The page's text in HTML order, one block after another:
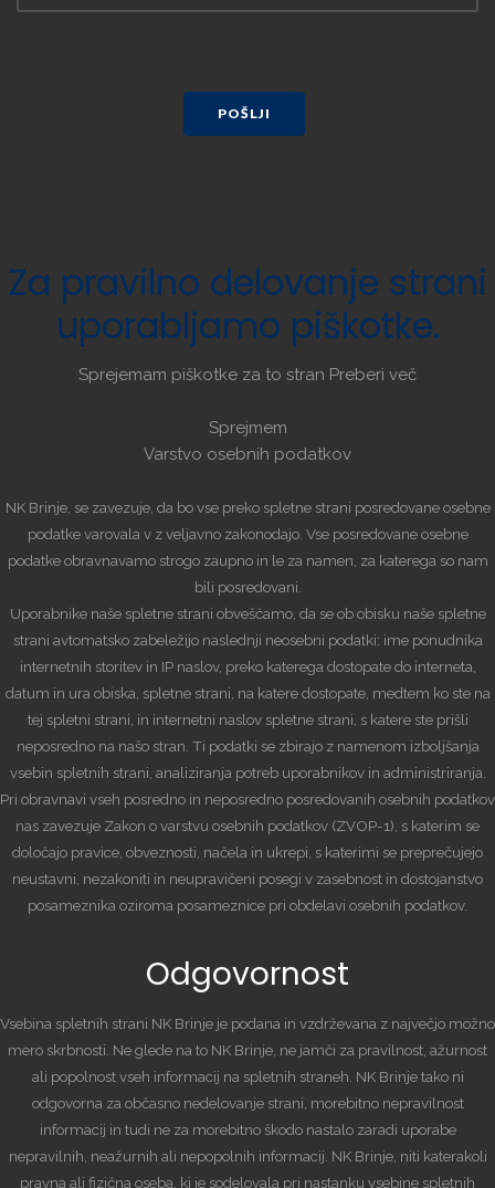
POŠLJI
Za pravilno delovanje strani
uporabljamo piškotke.
Sprejemam piškotke za to stran Preberi več
Sprejmem
Varstvo osebnih podatkov
NK Brinje, se zavezuje, da bo vse preko spletne strani posredovane osebne
podatke varovala v z veljavno zakonodajo. Vse posredovane osebne
podatke obravnavamo strogo zaupno in le za namen, za katerega so nam
bili posredovani.
Uporabnike naše spletne strani obveščamo, da se ob obisku naše spletne
strani avtomatsko zabeležijo naslednji neosebni podatki: ime ponudnika
internetnih storitev in IP naslov, preko katerega dostopate do interneta,
datum in ura obiska, spletne strani, na katere dostopate, medtem ko ste na
tej spletni strani, in internetni naslov spletne strani, s katere ste prišli
neposredno na našo stran. Ti podatki se zbirajo z namenom izboljšanja
vsebin spletnih strani, analiziranja potreb uporabnikov in administriranja.
Pri obravnavi vseh posredno in neposredno posredovanih osebnih podatkov
nas zavezuje Zakon o varstvu osebnih podatkov (ZVOP-1), s katerim se
določajo pravice, obveznosti, načela in ukrepi, s katerimi se preprečujejo
neustavni, nezakoniti in neupravičeni posegi v zasebnost in dostojanstvo
posameznika oziroma posameznice pri obdelavi osebnih podatkov.
Odgovornost
Vsebina spletnih strani NK Brinje je podana in vzdrževana z največjo možno
mero skrbnosti. Ne glede na to NK Brinje, ne jamči za pravilnost, ažurnost
ali popolnost vseh informacij na spletnih straneh. NK Brinje tako ni
odgovorna za občasno nedelovanje strani, morebitno nepravilnost
informacij in tudi ne za morebitno škodo nastalo zaradi uporabe
nepravilnih, neažurnih ali nepopolnih informacij. NK Brinje, niti katerakoli
pravna ali fizična oseba, ki je sodelovala pri nastanku vsebine spletnih